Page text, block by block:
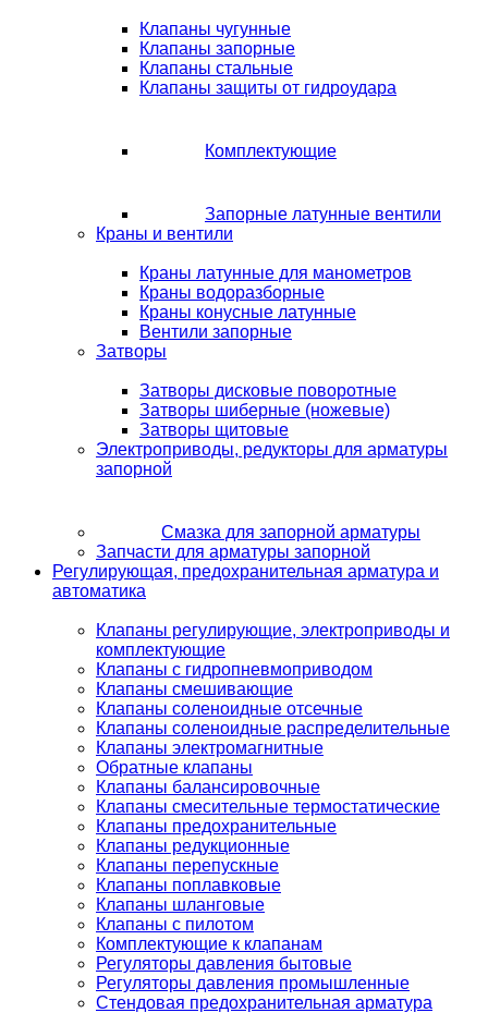
Клапаны чугунные
Клапаны запорные
Клапаны стальные
Клапаны защиты от гидроудара
Комплектующие
Запорные латунные вентили
Краны и вентили
Краны латунные для манометров
Краны водоразборные
Краны конусные латунные
Вентили запорные
Затворы
Затворы дисковые поворотные
Затворы шиберные (ножевые)
Затворы щитовые
Электроприводы, редукторы для арматуры
запорной
Смазка для запорной арматуры
Запчасти для арматуры запорной
Регулирующая, предохранительная арматура и
автоматика
Клапаны регулирующие, электроприводы и
комплектующие
Клапаны с гидропневмоприводом
Клапаны смешивающие
Клапаны соленоидные отсечные
Клапаны соленоидные распределительные
Клапаны электромагнитные
Обратные клапаны
Клапаны балансировочные
Клапаны смесительные термостатические
Клапаны предохранительные
Клапаны редукционные
Клапаны перепускные
Клапаны поплавковые
Клапаны шланговые
Клапаны с пилотом
Комплектующие к клапанам
Регуляторы давления бытовые
Регуляторы давления промышленные
Стендовая предохранительная арматура